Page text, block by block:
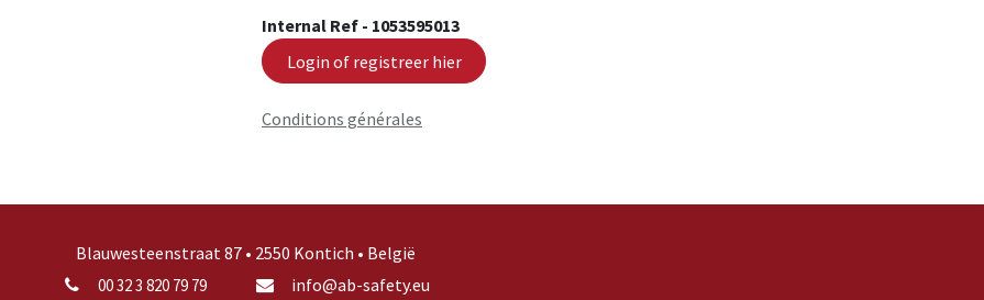
Internal Ref - 1053595013
Login of registreer hier
Conditions générales
Blauwesteenstraat 87 • 2550 Kontich • België
00 32 3 820 79 79 info@ab-safety.eu